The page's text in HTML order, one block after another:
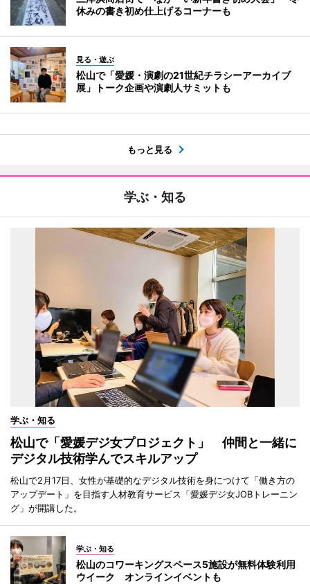
休みの書き初め仕上げるコーナーも
見る・遊ぶ
松山で「愛媛・演劇の21世紀チラシーアーカイブ
展」トーク企画や演劇人サミットも
もっと見る
学ぶ・知る
学ぶ・知る
松山で「愛媛デジ女プロジェクト」 仲間と一緒に
デジタル技術学んでスキルアップ
松山で2月17日、女性が基礎的なデジタル技術を身につけて「働き方の
アップデート」を目指す人材教育サービス「愛媛デジ女JOBトレーニン
グ」が開講した。
学ぶ・知る
松山のコワーキングスペース5施設が無料体験利用
ウイーク オンラインイベントも